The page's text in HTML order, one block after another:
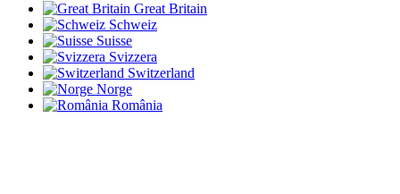
Great Britain
Schweiz
Suisse
Svizzera
Switzerland
Norge
România